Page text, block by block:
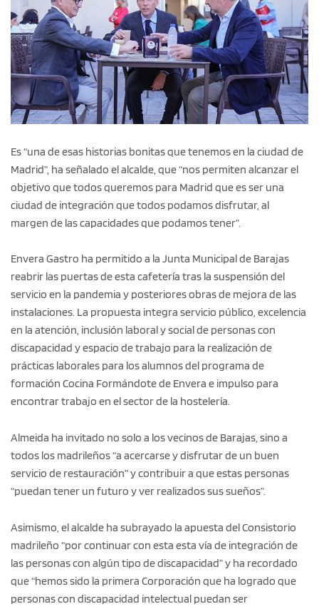
Es “una de esas historias bonitas que tenemos en la ciudad de
Madrid”, ha señalado el alcalde, que “nos permiten alcanzar el
objetivo que todos queremos para Madrid que es ser una
ciudad de integración que todos podamos disfrutar, al
margen de las capacidades que podamos tener”.
Envera Gastro ha permitido a la Junta Municipal de Barajas
reabrir las puertas de esta cafetería tras la suspensión del
servicio en la pandemia y posteriores obras de mejora de las
instalaciones. La propuesta integra servicio público, excelencia
en la atención, inclusión laboral y social de personas con
discapacidad y espacio de trabajo para la realización de
prácticas laborales para los alumnos del programa de
formación Cocina Formándote de Envera e impulso para
encontrar trabajo en el sector de la hostelería.
Almeida ha invitado no solo a los vecinos de Barajas, sino a
todos los madrileños “a acercarse y disfrutar de un buen
servicio de restauración” y contribuir a que estas personas
“puedan tener un futuro y ver realizados sus sueños”.
Asimismo, el alcalde ha subrayado la apuesta del Consistorio
madrileño “por continuar con esta esta vía de integración de
las personas con algún tipo de discapacidad” y ha recordado
que “hemos sido la primera Corporación que ha logrado que
personas con discapacidad intelectual puedan ser